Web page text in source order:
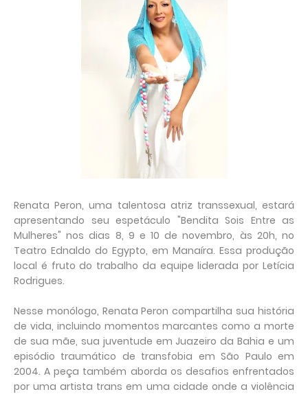
Renata Peron, uma talentosa atriz transsexual, estará
apresentando seu espetáculo "Bendita Sois Entre as
Mulheres" nos dias 8, 9 e 10 de novembro, às 20h, no
Teatro Ednaldo do Egypto, em Manaíra. Essa produção
local é fruto do trabalho da equipe liderada por Letícia
Rodrigues.
Nesse monólogo, Renata Peron compartilha sua história
de vida, incluindo momentos marcantes como a morte
de sua mãe, sua juventude em Juazeiro da Bahia e um
episódio traumático de transfobia em São Paulo em
2004. A peça também aborda os desafios enfrentados
por uma artista trans em uma cidade onde a violência